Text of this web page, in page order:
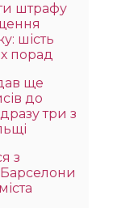
штрафу
шість
порад
ще
до
три з
з